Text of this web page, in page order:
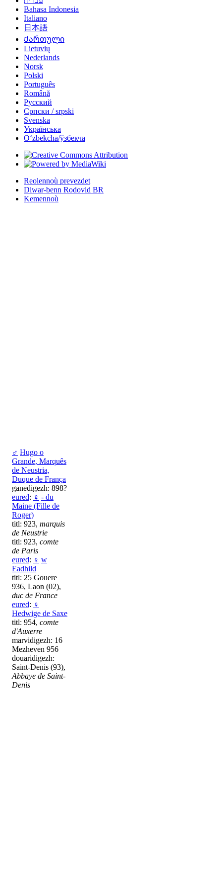
♂ Hugo o
Grande, Marquês
de Neustria,
Duque de França
ganedigezh: 898?
eured: ♀ - du
Maine (Fille de
Roger)
titl: 923, marquis
de Neustrie
titl: 923, comte
de Paris
eured: ♀ w
Eadhild
titl: 25 Gouere
936, Laon (02),
duc de France
eured: ♀
Hedwige de Saxe
titl: 954, comte
d'Auxerre
marvidigezh: 16
Mezheven 956
douaridigezh:
Saint-Denis (93),
Abbaye de Saint-
Denis
Bahasa Indonesia
Italiano
日本語
Ქართული
Lietuvių
Nederlands
Norsk
Polski
Português
Română
Русский
Српски / srpski
Svenska
Українська
Oʻzbekcha/ўзбекча
Reolennoù prevezdet
Diwar-benn Rodovid BR
Kemennoù